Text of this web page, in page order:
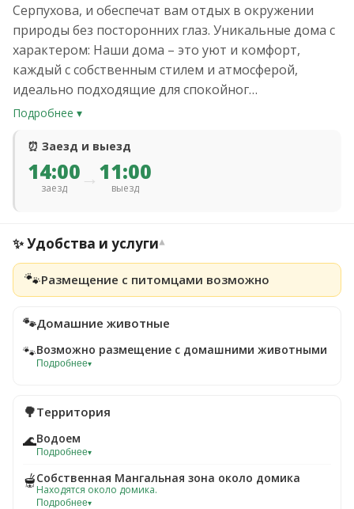
Серпухова, и обеспечат вам отдых в окружении
природы без посторонних глаз. Уникальные дома с
характером: Наши дома – это уют и комфорт,
каждый с собственным стилем и атмосферой,
идеально подходящие для спокойног…
Подробнее ▾
⏰ Заезд и выезд
14:00
заезд →11:00
выезд
✨ Удобства и услуги▾
🐾Размещение с питомцами возможно
🐾Домашние животные
🐾Возможно размещение с домашними животными
Подробнее▾
🌳Территория
🌊Водоем
Подробнее▾
🫕Собственная Мангальная зона около домика
Находятся около домика.
Подробнее▾